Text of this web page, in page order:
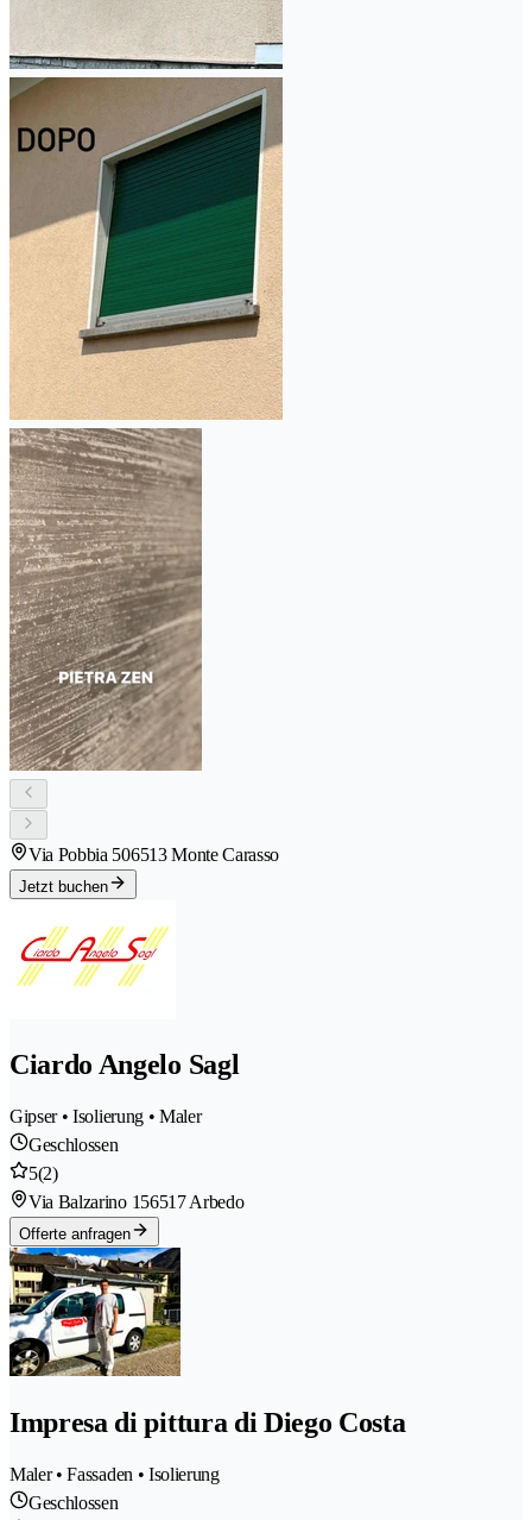
Via Pobbia 506513 Monte Carasso
Jetzt buchen
Ciardo Angelo Sagl
Gipser • Isolierung • Maler
Geschlossen
5(2)
Via Balzarino 156517 Arbedo
Offerte anfragen
Impresa di pittura di Diego Costa
Maler • Fassaden • Isolierung
Geschlossen